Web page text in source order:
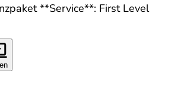
**Service**: First Level